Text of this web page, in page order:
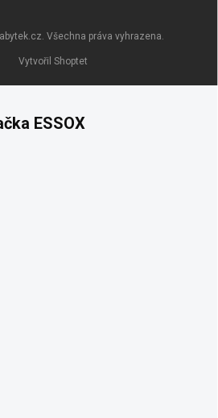
Vytvořil Shoptet
. Všechna práva vyhrazena.
ESSOX